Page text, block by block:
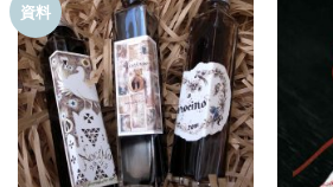
資料
お気
に入
りに
追加